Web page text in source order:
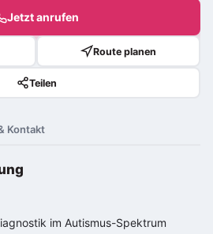
Jetzt anrufen
Route planen
Teilen
Kontakt
im Autismus-Spektrum